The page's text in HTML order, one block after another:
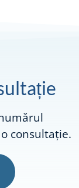
consultație.